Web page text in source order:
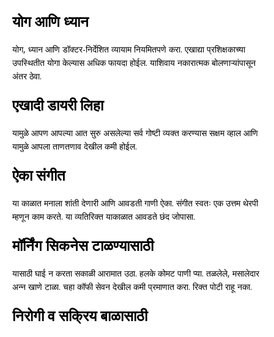
योग आणि ध्यान
योग, ध्यान आणि डॉक्टर-निर्देशित व्यायाम नियमितपणे करा. एखाद्या प्रशिक्षकाच्या
उपस्थितीत योगा केल्यास अधिक फायदा होईल. याशिवाय नकारात्मक बोलणाऱ्यांपासून
अंतर ठेवा.
एखादी डायरी लिहा
यामुळे आपण आपल्या आत सुरु असलेल्या सर्व गोष्टी व्यक्त करण्यास सक्षम व्हाल आणि
यामुळे आपला ताणतणाव देखील कमी होईल.
ऐका संगीत
या काळात मनाला शांती देणारी आणि आवडती गाणी ऐका. संगीत स्वतः एक उत्तम थेरपी
म्हणून काम करते. या व्यतिरिक्त याकाळात आवडते छंद जोपासा.
मॉर्निंग सिकनेस टाळण्यासाठी
यासाठी घाई न करता सकाळी आरामात उठा. हलके कोमट पाणी प्या. तळलेले, मसालेदार
अन्न खाणे टाळा. चहा कॉफी सेवन देखील कमी प्रमाणात करा. रिक्त पोटी राहू नका.
निरोगी व सक्रिय बाळासाठी